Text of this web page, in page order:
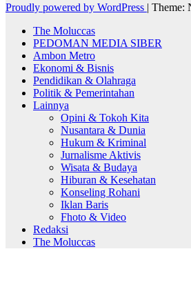
Proudly powered by WordPress | Theme:
The Moluccas
PEDOMAN MEDIA SIBER
Ambon Metro
Ekonomi & Bisnis
Pendidikan & Olahraga
Politik & Pemerintahan
Lainnya
Opini & Tokoh Kita
Nusantara & Dunia
Hukum & Kriminal
Jurnalisme Aktivis
Wisata & Budaya
Hiburan & Kesehatan
Konseling Rohani
Iklan Baris
Fhoto & Video
Redaksi
The Moluccas